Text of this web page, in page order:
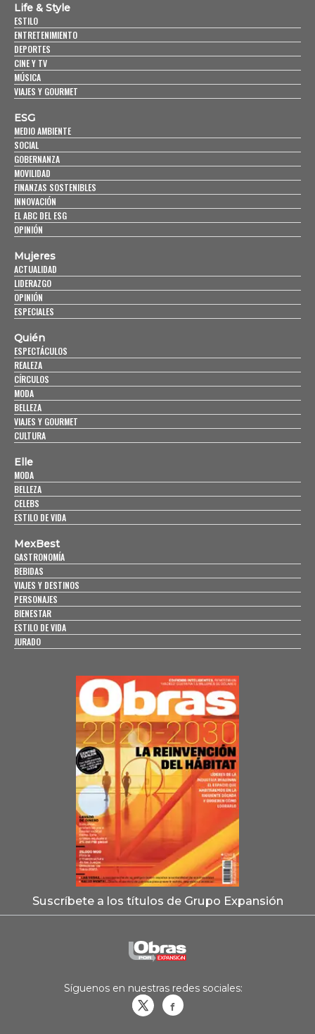
Life & Style
ESTILO
ENTRETENIMIENTO
DEPORTES
CINE Y TV
MÚSICA
VIAJES Y GOURMET
ESG
MEDIO AMBIENTE
SOCIAL
GOBERNANZA
MOVILIDAD
FINANZAS SOSTENIBLES
INNOVACIÓN
EL ABC DEL ESG
OPINIÓN
Mujeres
ACTUALIDAD
LIDERAZGO
OPINIÓN
ESPECIALES
Quién
ESPECTÁCULOS
REALEZA
CÍRCULOS
MODA
BELLEZA
VIAJES Y GOURMET
CULTURA
Elle
MODA
BELLEZA
CELEBS
ESTILO DE VIDA
MexBest
GASTRONOMÍA
BEBIDAS
VIAJES Y DESTINOS
PERSONAJES
BIENESTAR
ESTILO DE VIDA
JURADO
Suscríbete a los títulos de Grupo Expansión
Síguenos en nuestras redes sociales: